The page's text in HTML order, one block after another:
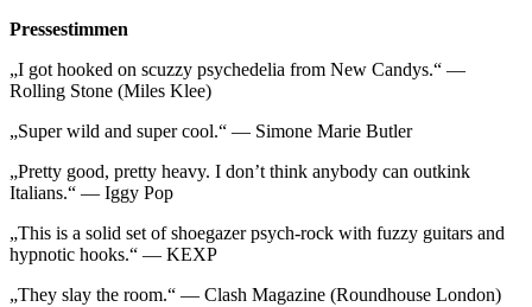
Pressestimmen
„I got hooked on scuzzy psychedelia from New Candys.“ —
Rolling Stone (Miles Klee)
„Super wild and super cool.“ — Simone Marie Butler
„Pretty good, pretty heavy. I don’t think anybody can outkink
Italians.“ — Iggy Pop
„This is a solid set of shoegazer psych-rock with fuzzy guitars and
hypnotic hooks.“ — KEXP
„They slay the room.“ — Clash Magazine (Roundhouse London)